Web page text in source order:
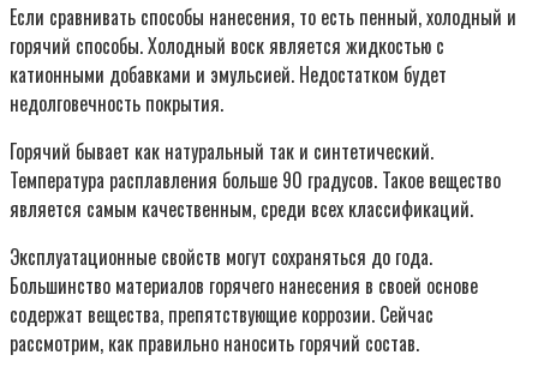
Если сравнивать способы нанесения, то есть пенный, холодный и
горячий способы. Холодный воск является жидкостью с
катионными добавками и эмульсией. Недостатком будет
недолговечность покрытия.
Горячий бывает как натуральный так и синтетический.
Температура расплавления больше 90 градусов. Такое вещество
является самым качественным, среди всех классификаций.
Эксплуатационные свойств могут сохраняться до года.
Большинство материалов горячего нанесения в своей основе
содержат вещества, препятствующие коррозии. Сейчас
рассмотрим, как правильно наносить горячий состав.